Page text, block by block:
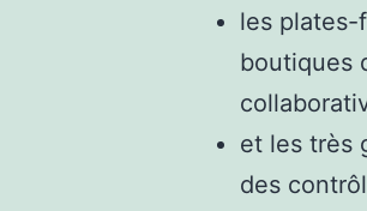
les plates-
boutiques
et les très
des